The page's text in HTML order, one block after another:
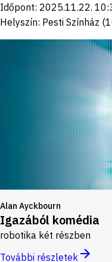
Időpont: 2025.11.22.
Helyszín: Pesti Színház
Alan Ayckbourn
Igazából komédia
robotika két részben
További részletek